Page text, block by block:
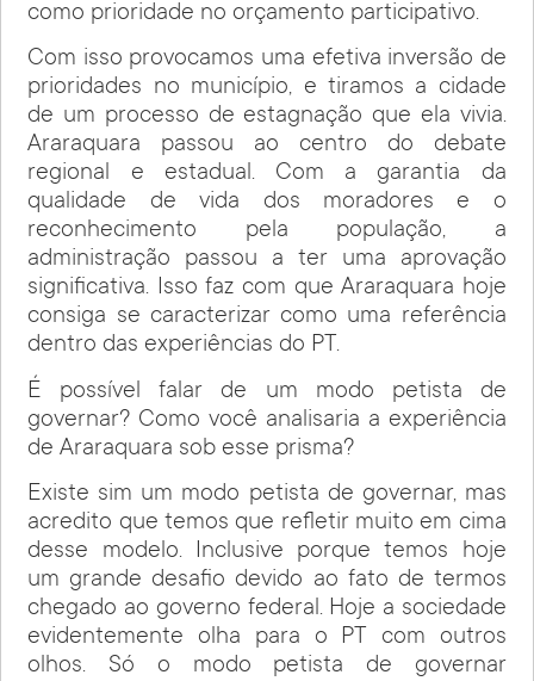
como prioridade no orçamento participativo.
Com isso provocamos uma efetiva inversão de
prioridades no município, e tiramos a cidade
de um processo de estagnação que ela vivia.
Araraquara passou ao centro do debate
regional e estadual. Com a garantia da
qualidade de vida dos moradores e o
reconhecimento pela população, a
administração passou a ter uma aprovação
significativa. Isso faz com que Araraquara hoje
consiga se caracterizar como uma referência
dentro das experiências do PT.
É possível falar de um modo petista de
governar? Como você analisaria a experiência
de Araraquara sob esse prisma?
Existe sim um modo petista de governar, mas
acredito que temos que refletir muito em cima
desse modelo. Inclusive porque temos hoje
um grande desafio devido ao fato de termos
chegado ao governo federal. Hoje a sociedade
evidentemente olha para o PT com outros
olhos. Só o modo petista de governar